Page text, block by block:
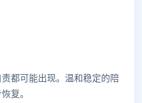
都可能出现。温和稳定的陪
复。